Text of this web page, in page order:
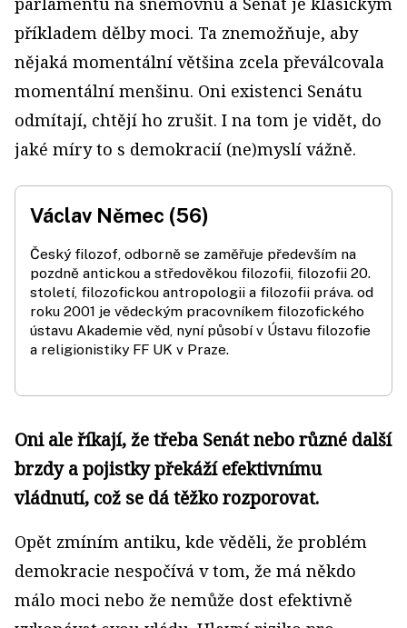
příkladem dělby moci. Ta znemožňuje, aby
nějaká momentální většina zcela převálcovala
momentální menšinu. Oni existenci Senátu
odmítají, chtějí ho zrušit. I na tom je vidět, do
jaké míry to s demokracií (ne)myslí vážně.
Václav Němec (56)
Český filozof, odborně se zaměřuje především na
pozdně antickou a středověkou filozofii, filozofii 20.
století, filozofickou antropologii a filozofii práva. od
roku 2001 je vědeckým pracovníkem filozofického
ústavu Akademie věd, nyní působí v Ústavu filozofie
a religionistiky FF UK v Praze.
Oni ale říkají, že třeba Senát nebo různé další
brzdy a pojistky překáží efektivnímu
vládnutí, což se dá těžko rozporovat.
Opět zmíním antiku, kde věděli, že problém
demokracie nespočívá v tom, že má někdo
málo moci nebo že nemůže dost efektivně